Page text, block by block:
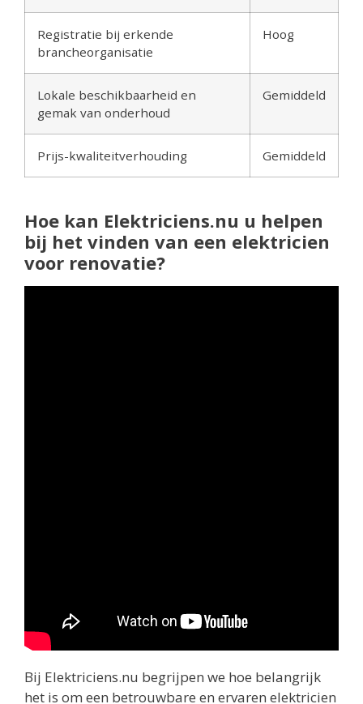
Registratie bij erkende
brancheorganisatie
Hoog
Lokale beschikbaarheid en
gemak van onderhoud
Gemiddeld
Prijs-kwaliteitverhouding Gemiddeld
Hoe kan Elektriciens.nu u helpen
bij het vinden van een elektricien
voor renovatie?
Bij Elektriciens.nu begrijpen we hoe belangrijk
het is om een betrouwbare en ervaren elektricien